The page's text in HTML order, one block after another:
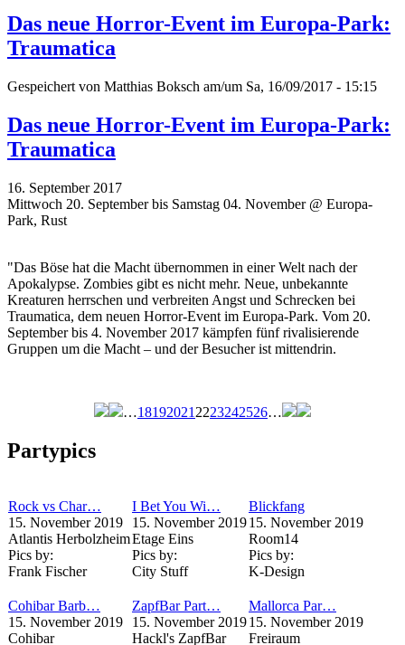
Das neue Horror-Event im Europa-Park:
Traumatica
Gespeichert von Matthias Boksch am/um Sa, 16/09/2017 - 15:15
Das neue Horror-Event im Europa-Park:
Traumatica
16. September 2017
Mittwoch 20. September bis Samstag 04. November @ Europa-
Park, Rust
"Das Böse hat die Macht übernommen in einer Welt nach der
Apokalypse. Zombies gibt es nicht mehr. Neue, unbekannte
Kreaturen herrschen und verbreiten Angst und Schrecken bei
Traumatica, dem neuen Horror-Event im Europa-Park. Vom 20.
September bis 4. November 2017 kämpfen fünf rivalisierende
Gruppen um die Macht – und der Besucher ist mittendrin.
…18192021 2223242526…
Partypics
Rock vs Char…
15. November 2019
Atlantis Herbolzheim
Pics by:
Frank Fischer
I Bet You Wi…
15. November 2019
Etage Eins
Pics by:
City Stuff
Blickfang
15. November 2019
Room14
Pics by:
K-Design
Cohibar Barb…
15. November 2019
Cohibar
ZapfBar Part…
15. November 2019
Hackl's ZapfBar
Mallorca Par…
15. November 2019
Freiraum